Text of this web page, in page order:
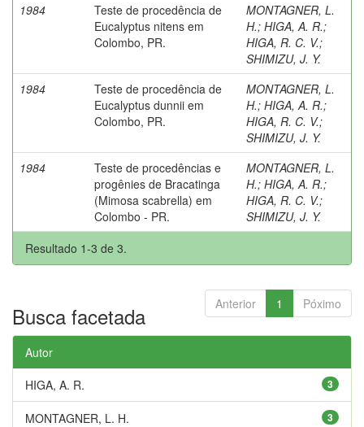
1984
Teste de procedência de
Eucalyptus nitens em
Colombo, PR.
MONTAGNER, L.
H.; HIGA, A. R.;
HIGA, R. C. V.;
SHIMIZU, J. Y.
1984
Teste de procedência de
Eucalyptus dunnii em
Colombo, PR.
MONTAGNER, L.
H.; HIGA, A. R.;
HIGA, R. C. V.;
SHIMIZU, J. Y.
1984
Teste de procedências e
progênies de Bracatinga
(Mimosa scabrella) em
Colombo - PR.
MONTAGNER, L.
H.; HIGA, A. R.;
HIGA, R. C. V.;
SHIMIZU, J. Y.
Resultado 1-3 de 3.
Anterior 1 Póximo
Busca facetada
Autor
3
HIGA, A. R.
3
MONTAGNER, L. H.